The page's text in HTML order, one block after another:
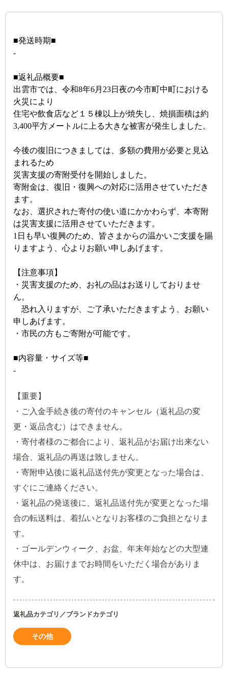
■発送時期■
-
■返礼品概要■
出雲市では、令和8年6月23日夜の今市町中町における
火災により
住宅や飲食店など１５棟以上が焼失し、焼損面積は約
3,400平方メートルに上る大きな被害が発生しました。
今後の復旧につきましては、多額の費用が必要と見込
まれるため
災害支援の寄附受付を開始しました。
寄附金は、復旧・復興への対応に活用させていただき
ます。
なお、選択された寄付の使い道にかかわらず、本寄附
は災害支援に活用させていただきます。
1日も早い復興のため、皆さまからの温かいご支援を賜
りますよう、心よりお願い申しあげます。
【注意事項】
・災害支援のため、お礼の品はお送りしておりませ
ん。
恐れ入りますが、ご了承いただきますよう、お願い
申しあげます。
・市民の方もご寄附が可能です。
■内容量・サイズ等■
-
【重要】
・ご入金手続き後の寄付のキャンセル（返礼品の変
更・返品含む）はできません。
・寄付者様のご都合により、返礼品がお届け出来ない
場合、返礼品の再送は致しません。
・寄附申込後に返礼品送付先が変更となった場合は、
すぐにご連絡ください。
・返礼品の発送後に、返礼品送付先が変更となった場
合の転送料は、着払いとなりお客様のご負担となりま
す。
・ゴールデンウィーク、お盆、年末年始などの大型連
休中は、お届けまでお時間をいただく場合がありま
す。
返礼品カテゴリ／ブランドカテゴリ
その他